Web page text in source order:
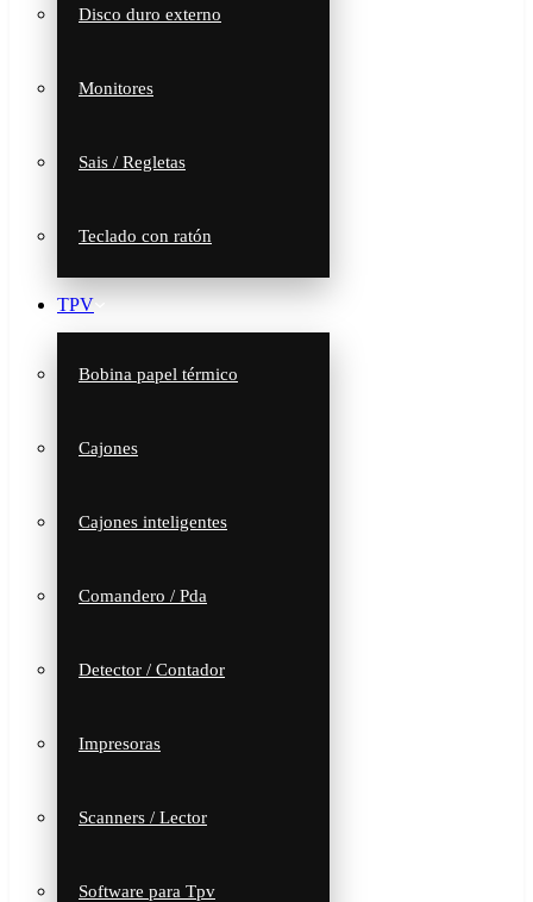
Disco duro externo
Monitores
Sais / Regletas
Teclado con ratón
TPV
Bobina papel térmico
Cajones
Cajones inteligentes
Comandero / Pda
Detector / Contador
Impresoras
Scanners / Lector
Software para Tpv